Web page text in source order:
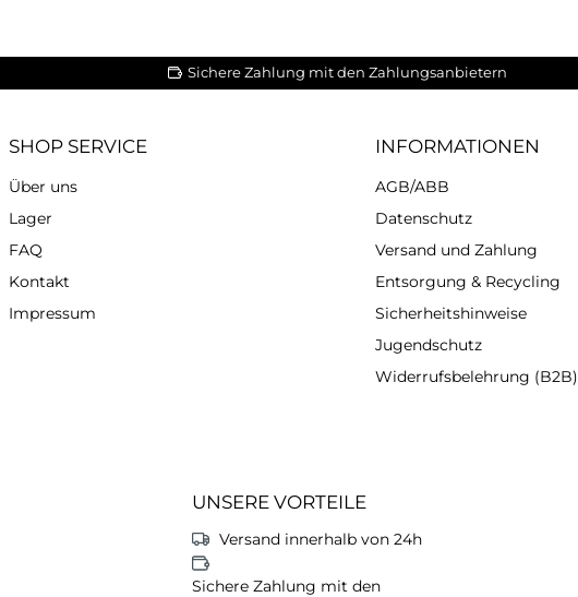
Sichere Zahlung mit den Zahlungsanbietern
SHOP SERVICE
Über uns
Lager
FAQ
Kontakt
Impressum
INFORMATIONEN
AGB/ABB
Datenschutz
Versand und Zahlung
Entsorgung & Recycling
Sicherheitshinweise
Jugendschutz
Widerrufsbelehrung (B2B)
UNSERE VORTEILE
Versand innerhalb von 24h
Sichere Zahlung mit den